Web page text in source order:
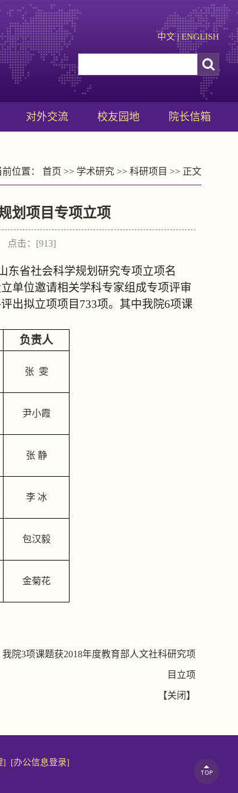
中文|ENGLISH
对外交流 校友园地 院长信箱
前位置： 首页 >> 学术研究 >> 科研项目 >> 正文
划项目专项立项
点击：[913]
东省社会科学规划研究专项立项名
单位邀请相关学科专家组成专项评审
出拟立项项目 733项。其中我院6项课
负责人
张 雯
尹小霞
张 静
李 冰
包汉毅
金菊花
我院3项课题获2018年度教育部人文社科研究项
目立项
【关闭 】
]
[办公信息登录]